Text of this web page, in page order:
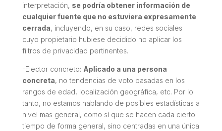
interpretación, se podría obtener información de
cualquier fuente que no estuviera expresamente
cerrada, incluyendo, en su caso, redes sociales
cuyo propietario hubiese decidido no aplicar los
filtros de privacidad pertinentes.
-Elector concreto: Aplicado a una persona
concreta, no tendencias de voto basadas en los
rangos de edad, localización geográfica, etc. Por lo
tanto, no estamos hablando de posibles estadísticas a
nivel mas general, como sí que se hacen cada cierto
tiempo de forma general, sino centradas en una única